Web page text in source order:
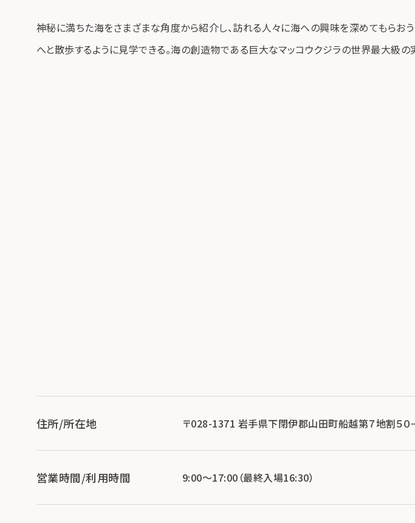
神秘に満ちた海をさまざまな角度から紹介し、訪れる人々に海への興味を深めてもらお
へと散歩するように見学できる。海の創造物である巨大なマッコウクジラの世界最大級
住所/所在地 〒028-1371 岩手県下閉伊郡山田町船越第７地割５０
営業時間/利用時間 9:00～17:00（最終入場16:30）